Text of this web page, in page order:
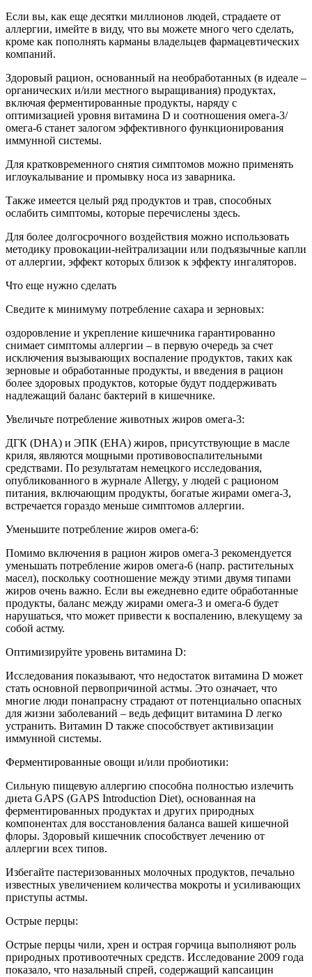
Если вы, как еще десятки миллионов людей, страдаете от
аллергии, имейте в виду, что вы можете много чего сделать,
кроме как пополнять карманы владельцев фармацевтических
компаний.
Здоровый рацион, основанный на необработанных (в идеале –
органических и/или местного выращивания) продуктах,
включая ферментированные продукты, наряду с
оптимизацией уровня витамина D и соотношения омега-3/
омега-6 станет залогом эффективного функционирования
иммунной системы.
Для кратковременного снятия симптомов можно применять
иглоукалывание и промывку носа из заварника.
Также имеется целый ряд продуктов и трав, способных
ослабить симптомы, которые перечислены здесь.
Для более долгосрочного воздействия можно использовать
методику провокации-нейтрализации или подъязычные капли
от аллергии, эффект которых близок к эффекту ингаляторов.
Что еще нужно сделать
Сведите к минимуму потребление сахара и зерновых:
оздоровление и укрепление кишечника гарантированно
снимает симптомы аллергии – в первую очередь за счет
исключения вызывающих воспаление продуктов, таких как
зерновые и обработанные продукты, и введения в рацион
более здоровых продуктов, которые будут поддерживать
надлежащий баланс бактерий в кишечнике.
Увеличьте потребление животных жиров омега-3:
ДГК (DHA) и ЭПК (EHA) жиров, присутствующие в масле
криля, являются мощными противовоспалительными
средствами. По результатам немецкого исследования,
опубликованного в журнале Allergy, у людей с рационом
питания, включающим продукты, богатые жирами омега-3,
встречается гораздо меньше симптомов аллергии.
Уменьшите потребление жиров омега-6:
Помимо включения в рацион жиров омега-3 рекомендуется
уменьшать потребление жиров омега-6 (напр. растительных
масел), поскольку соотношение между этими двумя типами
жиров очень важно. Если вы ежедневно едите обработанные
продукты, баланс между жирами омега-3 и омега-6 будет
нарушаться, что может привести к воспалению, влекущему за
собой астму.
Оптимизируйте уровень витамина D:
Исследования показывают, что недостаток витамина D может
стать основной первопричиной астмы. Это означает, что
многие люди понапрасну страдают от потенциально опасных
для жизни заболеваний – ведь дефицит витамина D легко
устранить. Витамин D также способствует активизации
иммунной системы.
Ферментированные овощи и/или пробиотики:
Сильную пищевую аллергию способна полностью излечить
диета GAPS (GAPS Introduction Diet), основанная на
ферментированных продуктах и других природных
компонентах для восстановления баланса вашей кишечной
флоры. Здоровый кишечник способствует лечению от
аллергии всех типов.
Избегайте пастеризованных молочных продуктов, печально
известных увеличением количества мокроты и усиливающих
приступы астмы.
Острые перцы:
Острые перцы чили, хрен и острая горчица выполняют роль
природных противоотечных средств. Исследование 2009 года
показало, что назальный спрей, содержащий капсаицин